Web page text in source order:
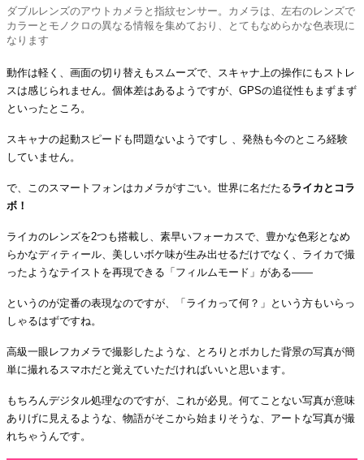
ダブルレンズのアウトカメラと指紋センサー。カメラは、左右のレンズで
カラーとモノクロの異なる情報を集めており、とてもなめらかな色表現に
なります
動作は軽く、画面の切り替えもスムーズで、スキャナ上の操作にもストレ
スは感じられません。個体差はあるようですが、GPSの追従性もまずまず
といったところ。
スキャナの起動スピードも問題ないようですし 、発熱も今のところ経験
していません。
で、このスマートフォンはカメラがすごい。世界に名だたるライカとコラ
ボ！
ライカのレンズを2つも搭載し、素早いフォーカスで、豊かな色彩となめ
らかなディティール、美しいボケ味が生み出せるだけでなく、ライカで撮
ったようなテイストを再現できる「フィルムモード」がある――
というのが定番の表現なのですが、「ライカって何？」という方もいらっ
しゃるはずですね。
高級一眼レフカメラで撮影したような、とろりとボカした背景の写真が簡
単に撮れるスマホだと覚えていただければいいと思います。
もちろんデジタル処理なのですが、これが必見。何てことない写真が意味
ありげに見えるような、物語がそこから始まりそうな、アートな写真が撮
れちゃうんです。